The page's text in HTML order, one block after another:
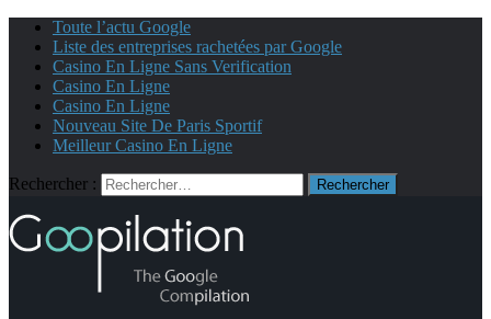
Toute l’actu Google
Liste des entreprises rachetées par Google
Casino En Ligne Sans Verification
Casino En Ligne
Casino En Ligne
Nouveau Site De Paris Sportif
Meilleur Casino En Ligne
Rechercher :